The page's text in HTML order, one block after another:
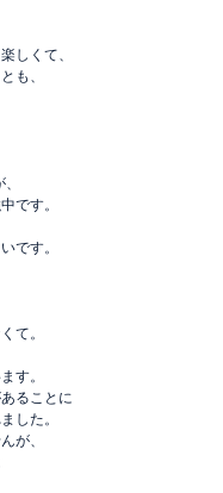
しくて、
も、
です。
です。
て。
す。
ることに
した。
が、